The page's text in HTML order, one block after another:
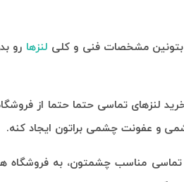
بتونین مشخصات فنی و کلی لنزها رو
خرید لنزهای تماسی حتما حتما از
و عفونت چشمی براتون ایجاد کنه.
مناسب چشمتون، به فروشگاه ها